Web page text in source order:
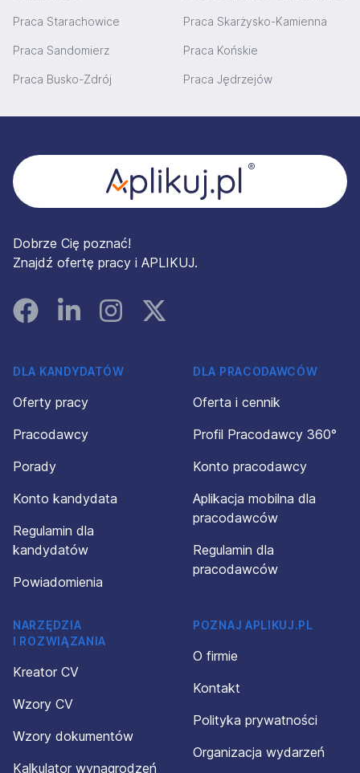
Praca Starachowice Praca Skarżysko-Kamienna
Praca Sandomierz Praca Końskie
Praca Busko-Zdrój Praca Jędrzejów
Dobrze Cię poznać!
Znajdź ofertę pracy i APLIKUJ.
FacebookLinked InInstagramInstagram
DLA KANDYDATÓW
Oferty pracy
Pracodawcy
Porady
Konto kandydata
Regulamin dla
kandydatów
Powiadomienia
DLA PRACODAWCÓW
Oferta i cennik
Profil Pracodawcy 360°
Konto pracodawcy
Aplikacja mobilna dla
pracodawców
Regulamin dla
pracodawców
NARZĘDZIA
I ROZWIĄZANIA
Kreator CV
Wzory CV
Wzory dokumentów
Kalkulator wynagrodzeń
POZNAJ APLIKUJ.PL
O firmie
Kontakt
Polityka prywatności
Organizacja wydarzeń